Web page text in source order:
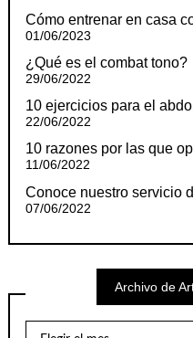
Cómo entrenar en casa
01/06/2023
¿Qué es el combat tono?
29/06/2022
10 ejercicios para el
22/06/2022
10 razones por las que
11/06/2022
Conoce nuestro servicio
07/06/2022
Archivo de